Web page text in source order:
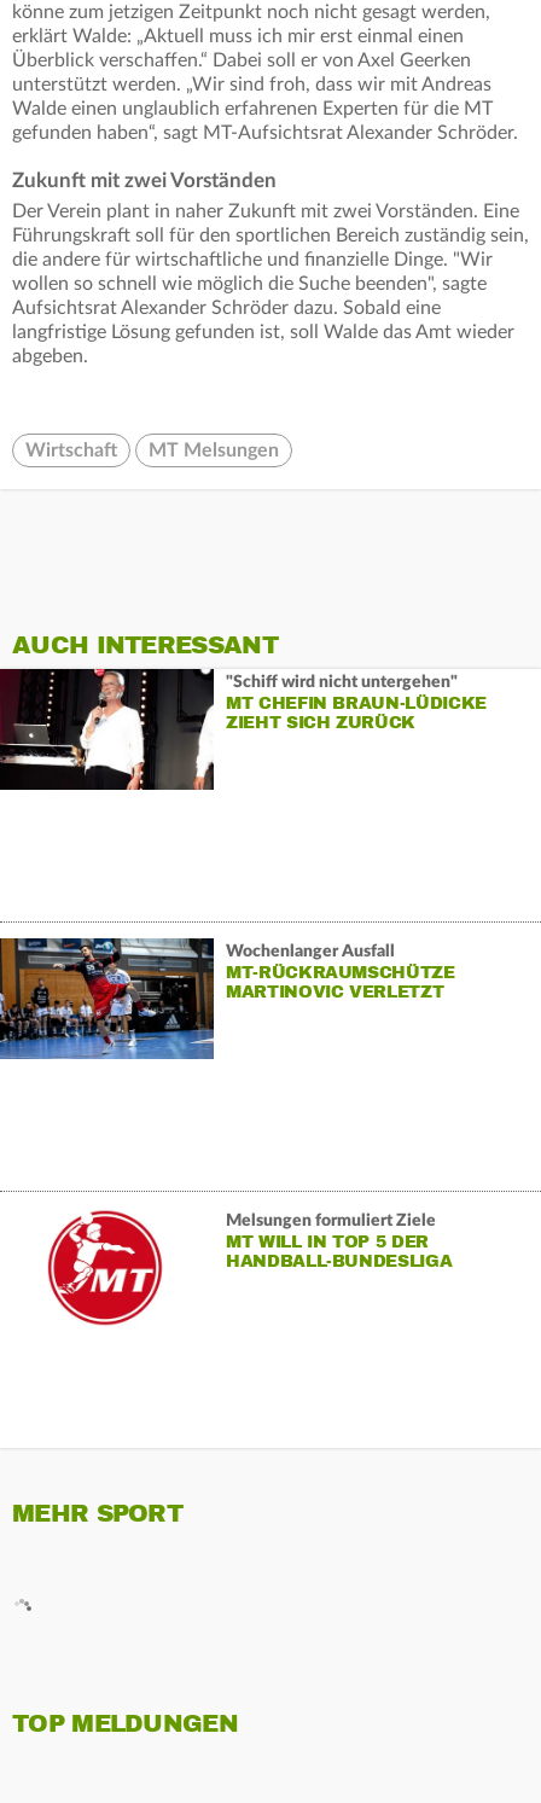
könne zum jetzigen Zeitpunkt noch nicht gesagt werden,
erklärt Walde: „Aktuell muss ich mir erst einmal einen
Überblick verschaffen.“ Dabei soll er von Axel Geerken
unterstützt werden. „Wir sind froh, dass wir mit Andreas
Walde einen unglaublich erfahrenen Experten für die MT
gefunden haben“, sagt MT-Aufsichtsrat Alexander Schröder.
Zukunft mit zwei Vorständen
Der Verein plant in naher Zukunft mit zwei Vorständen. Eine
Führungskraft soll für den sportlichen Bereich zuständig sein,
die andere für wirtschaftliche und finanzielle Dinge. "Wir
wollen so schnell wie möglich die Suche beenden", sagte
Aufsichtsrat Alexander Schröder dazu. Sobald eine
langfristige Lösung gefunden ist, soll Walde das Amt wieder
abgeben.
Wirtschaft MT Melsungen
AUCH INTERESSANT
"Schiff wird nicht untergehen"
MT CHEFIN BRAUN-LÜDICKE
ZIEHT SICH ZURÜCK
Wochenlanger Ausfall
MT-RÜCKRAUMSCHÜTZE
MARTINOVIC VERLETZT
Melsungen formuliert Ziele
MT WILL IN TOP 5 DER
HANDBALL-BUNDESLIGA
MEHR SPORT
TOP MELDUNGEN